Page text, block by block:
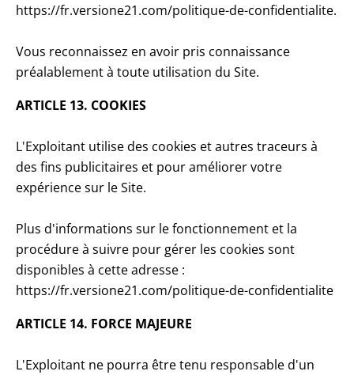
https://fr.versione21.com/politique-de-confidentialite.
Vous reconnaissez en avoir pris connaissance
préalablement à toute utilisation du Site.
ARTICLE 13. COOKIES
L'Exploitant utilise des cookies et autres traceurs à
des fins publicitaires et pour améliorer votre
expérience sur le Site.
Plus d'informations sur le fonctionnement et la
procédure à suivre pour gérer les cookies sont
disponibles à cette adresse :
https://fr.versione21.com/politique-de-confidentialite
ARTICLE 14. FORCE MAJEURE
L'Exploitant ne pourra être tenu responsable d'un